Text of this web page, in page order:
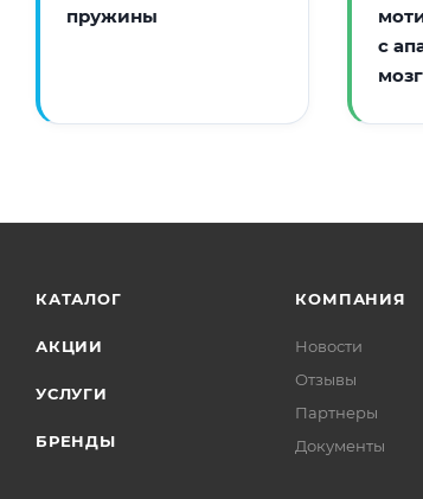
пружины
с
КАТАЛОГ
АКЦИИ
УСЛУГИ
БРЕНДЫ
КОМПАНИЯ
Новости
Отзывы
Партнеры
Документы